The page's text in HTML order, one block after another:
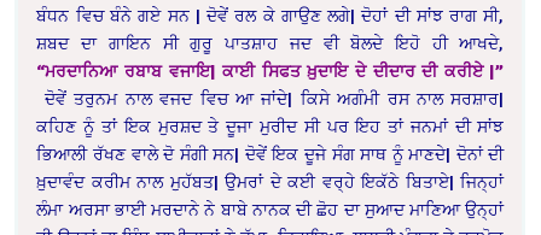
ਬੰਧਨ ਵਿਚ ਬੰਨੇ ਗਏ ਸਨ | ਦੋਵੇਂ ਰਲ ਕੇ ਗਾਉਣ ਲਗੇ| ਦੋਹਾਂ ਦੀ ਸਾਂਝ ਰਾਗ ਸੀ,
ਸ਼ਬਦ ਦਾ ਗਾਇਨ ਸੀ ਗੁਰੂ ਪਾਤਸ਼ਾਹ ਜਦ ਵੀ ਬੋਲਦੇ ਇਹੋ ਹੀ ਆਖਦੇ,
“ਮਰਦਾਨਿਆ ਰਬਾਬ ਵਜਾਇ| ਕਾਈ ਸਿਫਤ ਖ਼ੁਦਾਇ ਦੇ ਦੀਦਾਰ ਦੀ ਕਰੀਏ |”
ਦੋਵੇਂ ਤਰੁਨਮ ਨਾਲ ਵਜਦ ਵਿਚ ਆ ਜਾਂਦੇ| ਕਿਸੇ ਅਗੰਮੀ ਰਸ ਨਾਲ ਸਰਸ਼ਾਰ|
ਕਹਿਣ ਨੂੰ ਤਾਂ ਇਕ ਮੁਰਸ਼ਦ ਤੇ ਦੂਜਾ ਮੁਰੀਦ ਸੀ ਪਰ ਇਹ ਤਾਂ ਜਨਮਾਂ ਦੀ ਸਾਂਝ
ਭਿਆਲੀ ਰੱਖਣ ਵਾਲੇ ਦੋ ਸੰਗੀ ਸਨ| ਦੋਵੇਂ ਇਕ ਦੂਜੇ ਸੰਗ ਸਾਥ ਨੂੰ ਮਾਣਦੇ| ਦੋਨਾਂ ਦੀ
ਖ਼ੁਦਾਵੰਦ ਕਰੀਮ ਨਾਲ ਮੁਹੱਬਤ| ਉਮਰਾਂ ਦੇ ਕਈ ਵਰ੍ਹੇ ਇਕੱਠੇ ਬਿਤਾਏ| ਜਿਨ੍ਹਾਂ
ਲੰਮਾ ਅਰਸਾ ਭਾਈ ਮਰਦਾਨੇ ਨੇ ਬਾਬੇ ਨਾਨਕ ਦੀ ਛੋਹ ਦਾ ਸੁਆਦ ਮਾਣਿਆ ਉਨ੍ਹਾਂ